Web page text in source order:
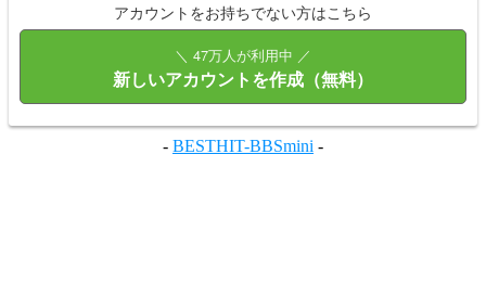
アカウントをお持ちでない方はこちら
＼ 47万人が利用中 ／
新しいアカウントを作成（無料）
- BESTHIT-BBSmini -